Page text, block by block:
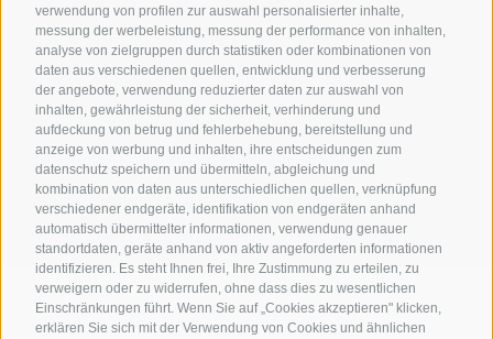
verwendung von profilen zur auswahl personalisierter inhalte,
messung der werbeleistung, messung der performance von inhalten,
analyse von zielgruppen durch statistiken oder kombinationen von
daten aus verschiedenen quellen, entwicklung und verbesserung
der angebote, verwendung reduzierter daten zur auswahl von
inhalten, gewährleistung der sicherheit, verhinderung und
aufdeckung von betrug und fehlerbehebung, bereitstellung und
anzeige von werbung und inhalten, ihre entscheidungen zum
datenschutz speichern und übermitteln, abgleichung und
kombination von daten aus unterschiedlichen quellen, verknüpfung
verschiedener endgeräte, identifikation von endgeräten anhand
automatisch übermittelter informationen, verwendung genauer
standortdaten, geräte anhand von aktiv angeforderten informationen
identifizieren. Es steht Ihnen frei, Ihre Zustimmung zu erteilen, zu
verweigern oder zu widerrufen, ohne dass dies zu wesentlichen
Einschränkungen führt. Wenn Sie auf „Cookies akzeptieren" klicken,
erklären Sie sich mit der Verwendung von Cookies und ähnlichen
AMT FÜR DEN NATIONALPARK STILFSERJOCH
SOCIAL-MEDIA-RICHTLINIEN | IMPRESSUM | SITEMAP | COOKIE-RICHTLINIE
PRIVACY | Cookie Präferenzen